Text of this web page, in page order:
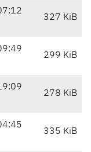
327 KiB
299 KiB
278 KiB
335 KiB